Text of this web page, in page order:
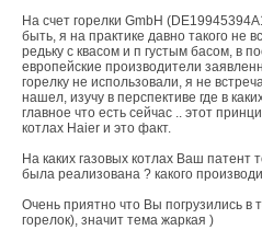
На счет горелки GmbH
быть, я на практике давно такого не
редьку с квасом и п густым басом, в
европейские производители
горелку не использовали, я не
нашел, изучу в перспективе где в
главное что есть сейчас .. этот
котлах Haier и это факт.
На каких газовых котлах Ваш патент
была реализована ? какого
Очень приятно что Вы погрузились в
горелок), значит тема жаркая )